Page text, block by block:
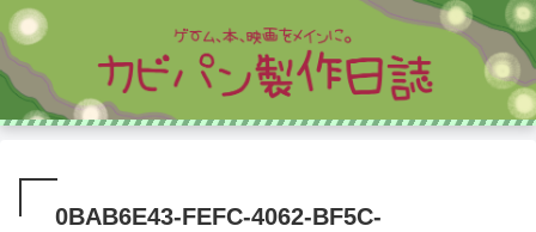
0BAB6E43-FEFC-4062-BF5C-